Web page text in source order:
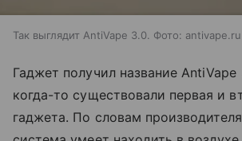
Так выглядит AntiVape 3.0. Фото: antivape.ru
Гаджет получил название
когда-то существовали первая и
гаджета. По словам